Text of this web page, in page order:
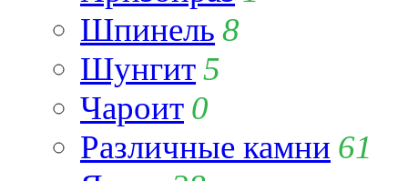
Шпинель 8
Шунгит5
Чароит 0
Различные камни 61